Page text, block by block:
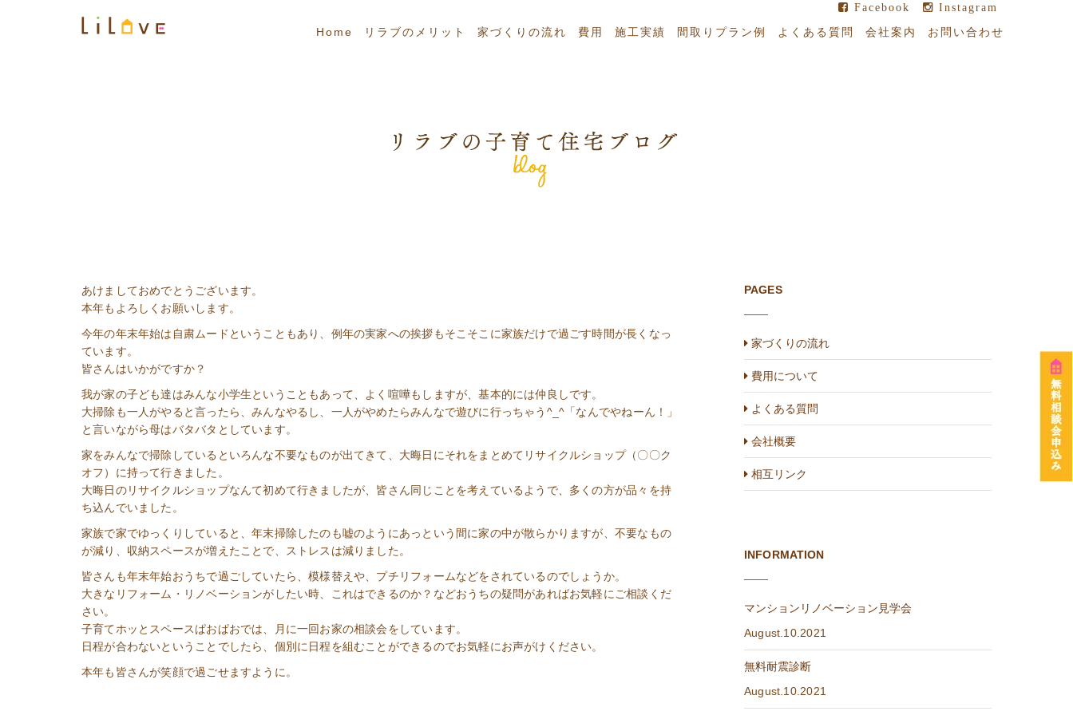
Home リラブのメリット 家づくりの流れ 費用 施工実績 間取りプラン例 よくある質問 会社案内 お問い合わせ
Facebook Instagram
あけましておめでとうございます。
本年もよろしくお願いします。
今年の年末年始は自粛ムードということもあり、例年の実家への挨拶もそこそこに家族だけで過ごす時間が長くなっ
ています。
皆さんはいかがですか？
我が家の子ども達はみんな小学生ということもあって、よく喧嘩もしますが、基本的には仲良しです。
大掃除も一人がやると言ったら、みんなやるし、一人がやめたらみんなで遊びに行っちゃう^_^「なんでやねーん！」
と言いながら母はバタバタとしています。
家をみんなで掃除しているといろんな不要なものが出てきて、大晦日にそれをまとめてリサイクルショップ（〇〇ク
オフ）に持って行きました。
大晦日のリサイクルショップなんて初めて行きましたが、皆さん同じことを考えているようで、多くの方が品々を持
ち込んでいました。
家族で家でゆっくりしていると、年末掃除したのも嘘のようにあっという間に家の中が散らかりますが、不要なもの
が減り、収納スペースが増えたことで、ストレスは減りました。
皆さんも年末年始おうちで過ごしていたら、模様替えや、プチリフォームなどをされているのでしょうか。
大きなリフォーム・リノベーションがしたい時、これはできるのか？などおうちの疑問があればお気軽にご相談くだ
さい。
子育てホッとスペースぱおぱおでは、月に一回お家の相談会をしています。
日程が合わないということでしたら、個別に日程を組むことができるのでお気軽にお声がけください。
本年も皆さんが笑顔で過ごせますように。
PAGES
家づくりの流れ
費用について
よくある質問
会社概要
相互リンク
INFORMATION
マンションリノベーション見学会
August.10.2021
無料耐震診断
August.10.2021